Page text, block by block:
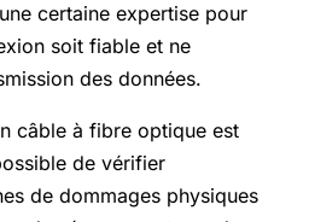
certaine expertise pour
soit fiable et ne
des données.
câble à fibre optique est
de vérifier
de dommages physiques